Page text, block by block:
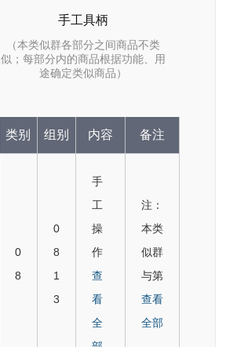
手工具柄
（本类似群各部分之间商品不类
似；每部分内的商品根据功能、用
途确定类似商品）
类别 组别 内容 备注
0
8
0
8
1
3
手
工
操
作
手
工
具
查
看
全
注：
本类
似群
与第
十版
及以
查看
全部